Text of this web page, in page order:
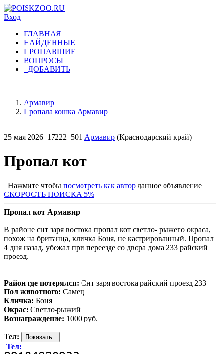
Вход
ГЛАВНАЯ
НАЙДЕННЫЕ
ПРОПАВШИЕ
ВОПРОСЫ
+ДОБАВИТЬ
Армавир
Пропала кошка Армавир
25 мая 2026 17222 501 Армавир (Краснодарский край)
Пропал кот
Нажмите чтобы посмотреть как автор данное объявление
СКОРОСТЬ ПОИСКА 5%
Пропал кот Армавир
В районе снт заря востока пропал кот светло- рыжего окраса,
похож на британца, кличка Боня, не кастрированный. Пропал
4 дня назад, убежал при переезде со двора дома 233 райский
проезд.
Район где потерялся: Снт заря востока райский проезд 233
Пол животного: Самец
Кличка: Боня
Окрас: Светло-рыжий
Вознаграждение: 1000 руб.
Тел:
Тел: